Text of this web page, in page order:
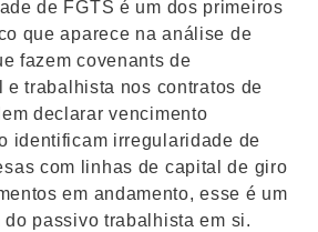
de FGTS é um dos primeiros
que aparece na análise de
fazem covenants de
e trabalhista nos contratos de
declarar vencimento
identificam irregularidade de
com linhas de capital de giro
em andamento, esse é um
passivo trabalhista em si.